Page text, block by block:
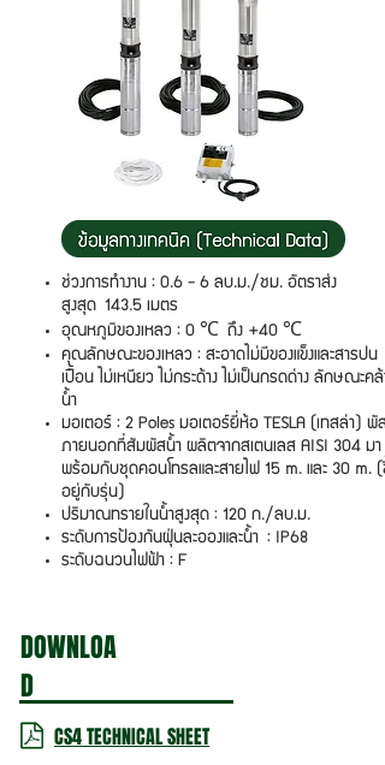
ช่วงการทำงาน : 0.6 - 6 ลบ.ม./ชม. อัตราส่ง
สูงสุด 143.5 เมตร
อุณหภูมิของเหลว : 0 ℃ ถึง +40 ℃
คุณลักษณะของเหลว : สะอาดไม่มีของแข็งและสารปน
เปื้อน ไม่เหนียว ไม่กระด้าง ไม่เป็นกรดด่าง ลักษณะคล้
น้ำ
มอเตอร์ : 2 Poles มอเตอร์ยี่ห้อ TESLA (เทสล่า) พัส
ภายนอกที่สัมผัสน้ำ ผลิตจากสเตนเลส AISI 304 มา
พร้อมกับชุดคอนโทรลและสายไฟ 15 m. และ 30 m. (
อยู่กับรุ่น)
ปริมาณทรายในน้ำสูงสุด : 120 ก./ลบ.ม.
ระดับการป้องกันฝุ่นละอองและน้ำ : IP68
ระดับฉนวนไฟฟ้า : F
DOWNLOA
D
CS4 TECHNICAL SHEET